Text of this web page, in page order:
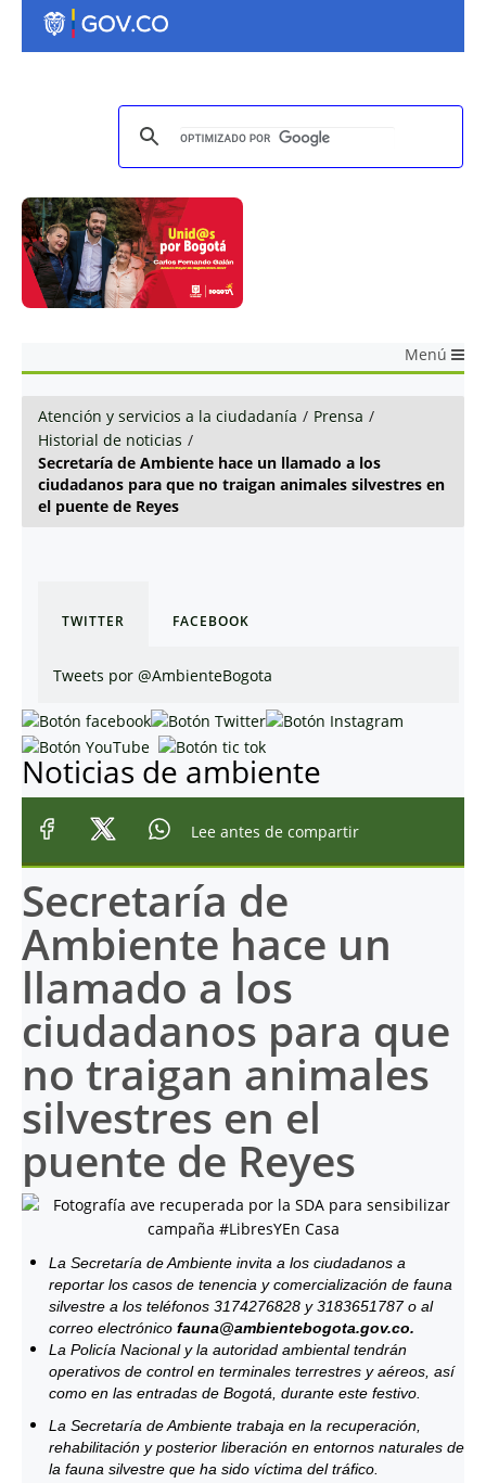
Menú
Atención y servicios a la ciudadanía / Prensa /
Historial de noticias /
Secretaría de Ambiente hace un llamado a los
ciudadanos para que no traigan animales silvestres en
el puente de Reyes
TWITTER FACEBOOK
Tweets por @AmbienteBogota
Noticias de ambiente
Lee antes de compartir
Secretaría de
Ambiente hace un
llamado a los
ciudadanos para que
no traigan animales
silvestres en el
puente de Reyes
La Secretaría de Ambiente invita a los ciudadanos a
reportar los casos de tenencia y comercialización de fauna
silvestre a los teléfonos 3174276828 y 3183651787 o al
correo electrónico fauna@ambientebogota.gov.co.
La Policía Nacional y la autoridad ambiental tendrán
operativos de control en terminales terrestres y aéreos, así
como en las entradas de Bogotá, durante este festivo.
La Secretaría de Ambiente trabaja en la recuperación,
rehabilitación y posterior liberación en entornos naturales de
la fauna silvestre que ha sido víctima del tráfico.